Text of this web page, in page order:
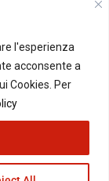
l'esperienza
acconsente a
Cookies. Per
PUBBLICITA'
su questo Blog:
CONTATTI
- Powered by